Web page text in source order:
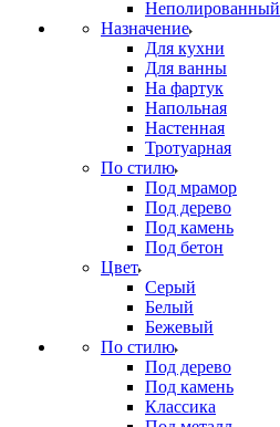
Неполированный
Назначение
Для кухни
Для ванны
На фартук
Напольная
Настенная
Тротуарная
По стилю
Под мрамор
Под дерево
Под камень
Под бетон
Цвет
Серый
Белый
Бежевый
По стилю
Под дерево
Под камень
Классика